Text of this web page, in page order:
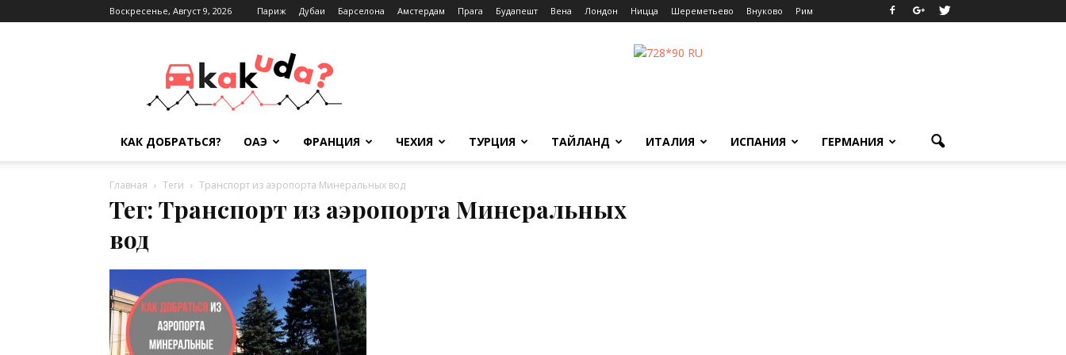
Воскресенье, Август 9, 2026 Париж Дубаи Барселона Амстердам Прага Будапешт Вена Лондон Ницца Шереметьево Внуково Рим
kuda.info
КАК ДОБРАТЬСЯ? ОАЭ ФРАНЦИЯ ЧЕХИЯ ТУРЦИЯ ТАЙЛАНД ИТАЛИЯ ИСПАНИЯ ГЕРМАНИЯ
Главная Теги Транспорт из аэропорта Минеральных вод
Тег: Транспорт из аэропорта Минеральных
вод